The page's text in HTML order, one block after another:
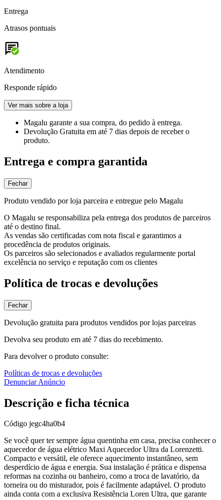
Entrega
Atrasos pontuais
Atendimento
Responde rápido
Ver mais sobre a loja
Magalu garante a sua compra, do pedido à entrega.
Devolução Gratuita em até 7 dias depois de receber o
produto.
Entrega e compra garantida
Fechar
Produto vendido por loja parceira e entregue pelo Magalu
O Magalu se responsabiliza pela entrega dos produtos de parceiros
até o destino final.
As vendas são certificadas com nota fiscal e garantimos a
procedência de produtos originais.
Os parceiros são selecionados e avaliados regularmente portal
excelência no serviço e reputação com os clientes
Política de trocas e devoluções
Fechar
Devolução gratuita para produtos vendidos por lojas parceiras
Devolva seu produto em até 7 dias do recebimento.
Para devolver o produto consulte:
Políticas de trocas e devoluções
Denunciar Anúncio
Descrição e ficha técnica
Código jegc4ha0b4
Se você quer ter sempre água quentinha em casa, precisa conhecer o
aquecedor de água elétrico Maxi Aquecedor Ultra da Lorenzetti.
Compacto e versátil, ele oferece aquecimento instantâneo, sem
desperdício de água e energia. Sua instalação é prática e dispensa
reformas na cozinha ou banheiro, como a troca de lavatório, da
torneira ou do misturador, pois é facilmente adaptável. O produto
ainda conta com a exclusiva Resistência Loren Ultra, que garante